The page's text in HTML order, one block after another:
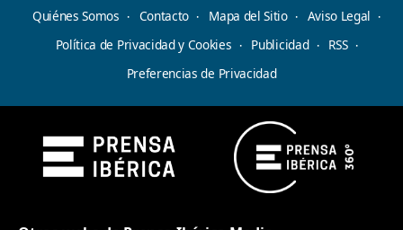
Quiénes Somos Contacto Mapa del Sitio
Aviso Legal
Política de Privacidad y Cookies
Publicidad
RSS
Preferencias de Privacidad